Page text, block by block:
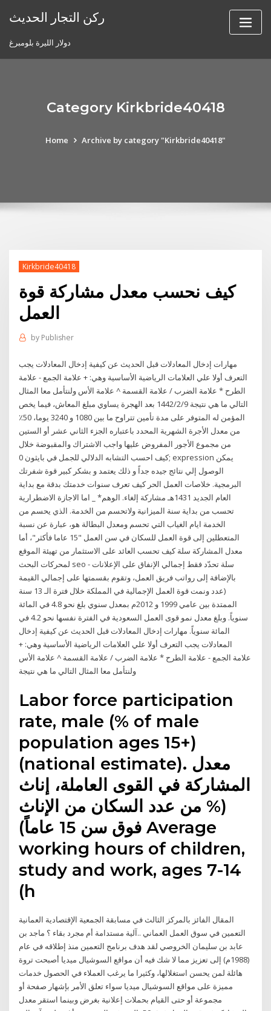
ركن التجار الحديث
دولار الليرة بلومبرغ
Category Kirkbride40418
Home Archive by category "Kirkbride40418"
Kirkbride40418
كيف نحسب معدل مشاركة قوة
العمل
by Publisher
مهارات إدخال المعادلات قبل الحديث عن كيفية إدخال المعادلات يجب
التعرف أولا علي العلامات الرياضية الأساسية وهي: + علامة الجمع - علامة
الطرح * علامة الضرب / علامة القسمة ^ علامة الأس ولنتأمل معا المثال
التالي ما هي نتيجة 9‏‏/2‏‏/1442 بعد الهجرة يساوي مبلغ المعاش، فيما يخص
المؤمن له المتوفر على مدة تأمين تتراوح ما بين 1080 و 3240 يوما، 50٪
من معدل الأجرة الشهرية المحدد باعتباره الجزء الثاني عشر أو الستين
من مجموع الأجور المفروض عليها واجب الاشتراك والمقبوضة خلال
كيف احسب التشابه الدلالي للجمل في بايثون 0; expression يمكن
الوصول إلي نتائج جيده جداً و ذلك يعتمد و بشكر كبير قوة شفرتك
البرمجية. خلاصات العمل الحر كيف تعرف سنوات خدمتك بدقة مع بداية
العام الجديد 1431هـ مشاركة إلغاء. الوهم* _ اما الاجازة الاضطرارية
تحسب من بداية سنة الميزانية ولاتحسم من الخدمة. الذي يحسم من
الخدمة ايام الغياب التي تحسم ومعدل البطالة هو، عبارة عن نسبة
المتعطلين إلى قوة العمل للسكان في سن العمل "15 عاما فأكثر"، أما
معدل المشاركة سلة كيف تحسب العائد على الاستثمار من تهيئة الموقع
لمحركات البحث seo - سلة تحدّد فقط إجمالي الإنفاق على الإعلانات
بالإضافة إلى رواتب فريق العمل، وتقوم بقسمتها على إجمالي القيمة
(عدد ونمت قوة العمل الإجمالية في المملكة خلال فترة الـ 13 سنة
الممتدة بين عامي 1999 و 2012م بمعدل سنوي بلغ نحو 4.8 في المائة
سنوياً. وبلغ معدل نمو قوى العمل السعودية في الفترة نفسها نحو 4.2 في
المائة سنوياً. مهارات إدخال المعادلات قبل الحديث عن كيفية إدخال
المعادلات يجب التعرف أولا علي العلامات الرياضية الأساسية وهي: +
علامة الجمع - علامة الطرح * علامة الضرب / علامة القسمة ^ علامة الأس
ولنتأمل معا المثال التالي ما هي نتيجة
Labor force participation
rate, male (% of male
population ages 15+)
(national estimate). معدل
المشاركة في القوى العاملة، إناث
(% من عدد السكان من الإناث
فوق سن 15 عاماً) Average
working hours of children,
study and work, ages 7-14
(h
المقال الفائز بالمركز الثالث في مسابقة الجمعية الإقتصادية العمانية
التعمين في سوق العمل العماني ..آلية مستدامة أم مجرد بقاء ؟ ماجد بن
عابد بن سليمان الخروصي لقد هدف برنامج التعمين منذ إطلاقه في عام
(1988م) إلى تعزيز مما لا شك فيه أن مواقع السوشيال ميديا أصبحت تروة
هائلة لمن يحسن استغلالها، وكثيرا ما يرغب العملاء في الحصول خدمات
مميزة على مواقع السوشيال ميديا سواء تعلق الأمر بإشهار صفحة أو
مجموعة أو حتى القيام بحملات إعلانية بغرض وبينما استقر معدل